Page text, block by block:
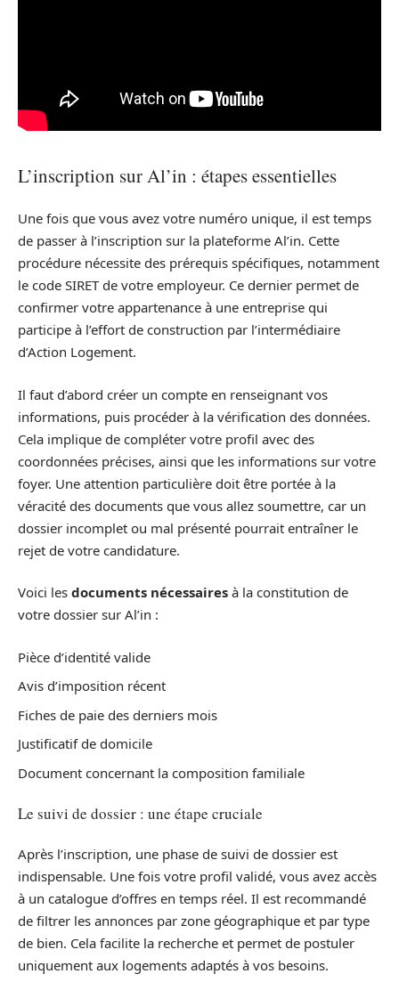
L’inscription sur Al’in : étapes essentielles
Une fois que vous avez votre numéro unique, il est temps
de passer à l’inscription sur la plateforme Al’in. Cette
procédure nécessite des prérequis spécifiques, notamment
le code SIRET de votre employeur. Ce dernier permet de
confirmer votre appartenance à une entreprise qui
participe à l’effort de construction par l’intermédiaire
d’Action Logement.
Il faut d’abord créer un compte en renseignant vos
informations, puis procéder à la vérification des données.
Cela implique de compléter votre profil avec des
coordonnées précises, ainsi que les informations sur votre
foyer. Une attention particulière doit être portée à la
véracité des documents que vous allez soumettre, car un
dossier incomplet ou mal présenté pourrait entraîner le
rejet de votre candidature.
Voici les documents nécessaires à la constitution de
votre dossier sur Al’in :
Pièce d’identité valide
Avis d’imposition récent
Fiches de paie des derniers mois
Justificatif de domicile
Document concernant la composition familiale
Le suivi de dossier : une étape cruciale
Après l’inscription, une phase de suivi de dossier est
indispensable. Une fois votre profil validé, vous avez accès
à un catalogue d’offres en temps réel. Il est recommandé
de filtrer les annonces par zone géographique et par type
de bien. Cela facilite la recherche et permet de postuler
uniquement aux logements adaptés à vos besoins.